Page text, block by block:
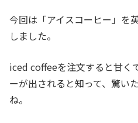
今回は「アイスコーヒー」を
しました。
iced coffeeを注文すると甘く
ーが出されると知って、驚い
ね。